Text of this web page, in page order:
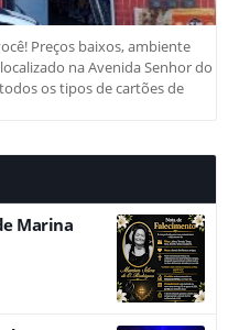
Preços baixos, ambiente
na Avenida Senhor do
os tipos de cartões de
Marina